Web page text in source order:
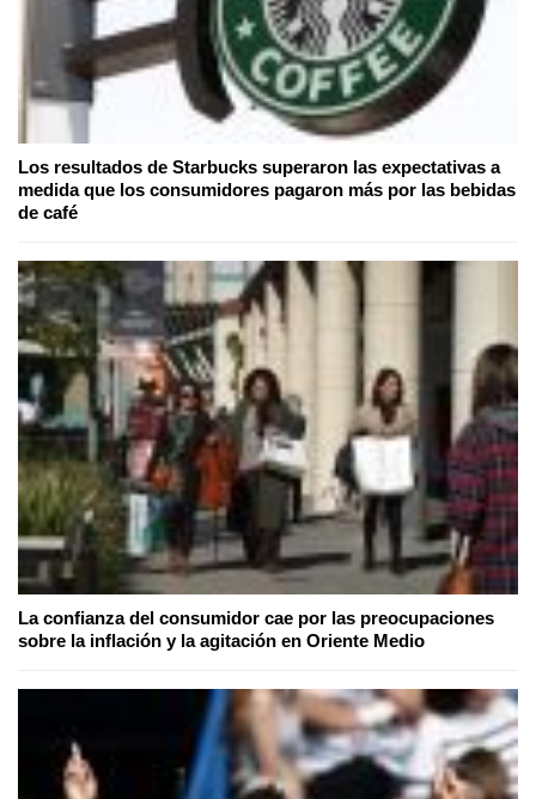
Los resultados de Starbucks superaron las expectativas a
medida que los consumidores pagaron más por las bebidas
de café
La confianza del consumidor cae por las preocupaciones
sobre la inflación y la agitación en Oriente Medio